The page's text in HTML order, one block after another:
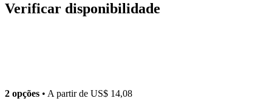
Verificar disponibilidade
2 opções • A partir de US$ 14,08